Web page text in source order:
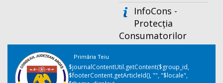
InfoCons -
Protecția
Consumatorilor
Primăria Teiu
$journalContentUtil.getContent($group_id,
$footerContent.getArticleId(), "", "$locale",